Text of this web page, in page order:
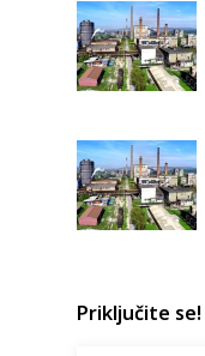
Priključite se!